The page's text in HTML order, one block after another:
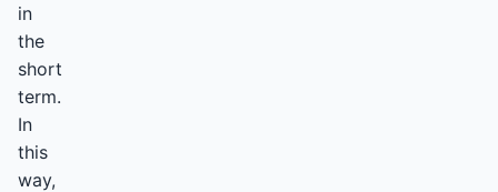
in
the
short
term.
In
this
way,